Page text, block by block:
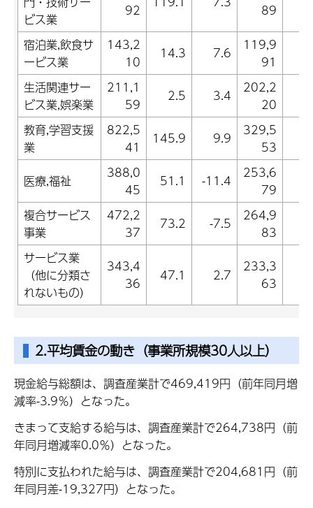
ビス業
92
89
宿泊業,飲食サ
ービス業
143,2
10
14.3 7.6
119,9
91
生活関連サー
ビス業,娯楽業
211,1
59
2.5 3.4
202,2
20
教育,学習支援
業
822,5
41
145.9 9.9
329,5
53
医療,福祉
388,0
45
51.1 -11.4
253,6
79
複合サービス
事業
472,2
37
73.2 -7.5
264,9
83
サービス業
（他に分類さ
れないもの）
343,4
36
47.1 2.7
233,3
63
2.平均賃金の動き（事業所規模30人以上）
現金給与総額は、調査産業計で469,419円（前年同月増
減率-3.9％）となった。
きまって支給する給与は、調査産業計で264,738円（前
年同月増減率0.0％）となった。
特別に支払われた給与は、調査産業計で204,681円（前
年同月差-19,327円）となった。